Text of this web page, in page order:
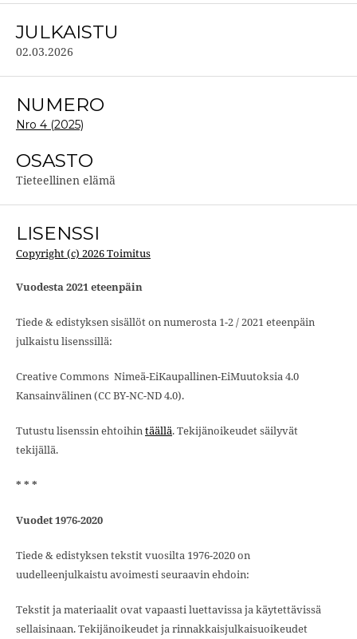
JULKAISTU
02.03.2026
NUMERO
Nro 4 (2025)
OSASTO
Tieteellinen elämä
LISENSSI
Copyright (c) 2026 Toimitus
Vuodesta 2021 eteenpäin
Tiede & edistyksen sisällöt on numerosta 1-2 / 2021 eteenpäin
julkaistu lisenssillä:
Creative Commons Nimeä-EiKaupallinen-EiMuutoksia 4.0
Kansainvälinen (CC BY-NC-ND 4.0).
Tutustu lisenssin ehtoihintäällä. Tekijänoikeudet säilyvät
tekijällä.
* * *
Vuodet 1976-2020
Tiede & edistyksen tekstit vuosilta 1976-2020 on
uudelleenjulkaistu avoimesti seuraavin ehdoin:
Tekstit ja materiaalit ovat vapaasti luettavissa ja käytettävissä
sellaisinaan. Tekijänoikeudet ja rinnakkaisjulkaisuoikeudet